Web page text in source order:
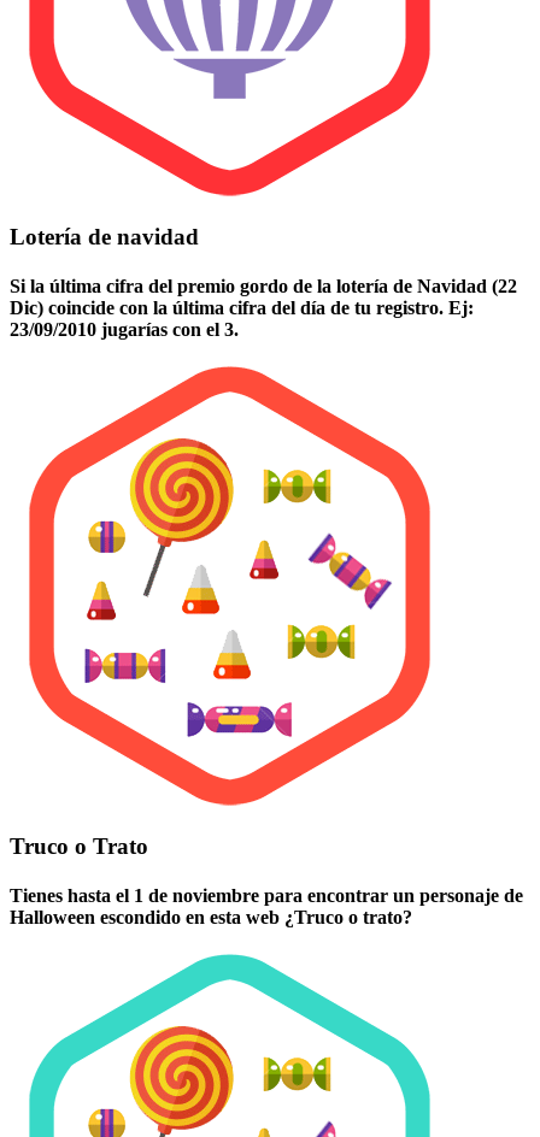
Lotería de navidad
Si la última cifra del premio gordo de la lotería de Navidad (22
Dic) coincide con la última cifra del día de tu registro. Ej:
23/09/2010 jugarías con el 3.
Truco o Trato
Tienes hasta el 1 de noviembre para encontrar un personaje de
Halloween escondido en esta web ¿Truco o trato?